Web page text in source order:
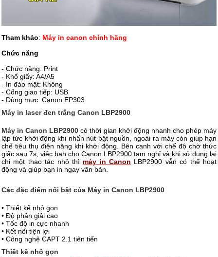
Tham khảo: Máy in canon chính hãng
Chức năng
- Chức năng: Print
- Khổ giấy: A4/A5
- In đảo mặt: Không
- Cổng giao tiếp: USB
- Dùng mực: Canon EP303
Máy in laser đen trắng Canon LBP2900
Máy in Canon LBP2900 có thời gian khởi động nhanh cho phép máy
lập tức khởi động khi nhấn nút bật nguồn, ngoài ra máy còn giúp hạn
chế tiêu thụ điện năng khi khởi động. Bên cạnh với chế độ chờ thức
giấc sau 7s, việc bạn cho Canon LBP2900 tạm nghỉ và khi sử dụng lại
chỉ một thao tác nhỏ thì máy in Canon LBP2900 vẫn có thể hoạt
động và giúp bạn in ngay văn bản.
Các đặc điểm nổi bật của Máy in Canon LBP2900
• Thiết kế nhỏ gọn
• Độ phân giải cao
• Tốc độ in cực nhanh
• Kết nối tiện lợi
• Công nghệ CAPT 2.1 tiên tiến
Thiết kế nhỏ gọn